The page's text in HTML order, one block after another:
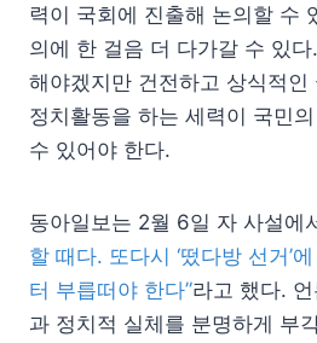
력이 국회에 진출해 논의할 수
의에 한 걸음 더 다가갈 수 있
해야겠지만 건전하고 상식적인
정치활동을 하는 세력이 국민
수 있어야 한다.
동아일보는 2월 6일 자 사설에
할 때다. 또다시 ‘떴다방 선거’
터 부릅떠야 한다”라고 했다.
과 정치적 실체를 분명하게 부